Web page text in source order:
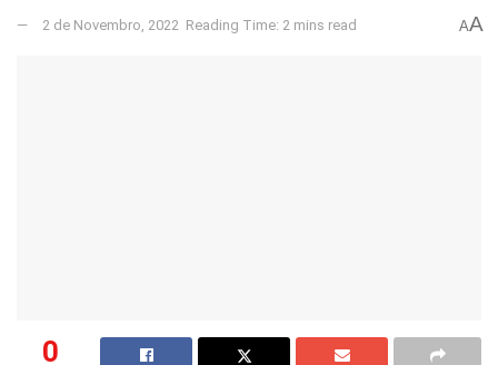
2 de Novembro, 2022 Reading Time: 2 mins read AA
0